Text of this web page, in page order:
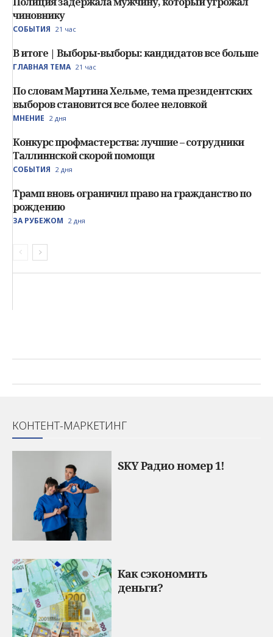
чиновнику
СОБЫТИЯ 21 час
В итоге | Выборы-выборы: кандидатов все больше
ГЛАВНАЯ ТЕМА 21 час
По словам Мартина Хельме, тема президентских
выборов становится все более неловкой
МНЕНИЕ 2 дня
Конкурс профмастерства: лучшие – сотрудники
Таллиннской скорой помощи
СОБЫТИЯ 2 дня
Трамп вновь ограничил право на гражданство по
рождению
ЗА РУБЕЖОМ 2 дня
КОНТЕНТ-МАРКЕТИНГ
SKY Радио номер 1!
Как сэкономить
деньги?